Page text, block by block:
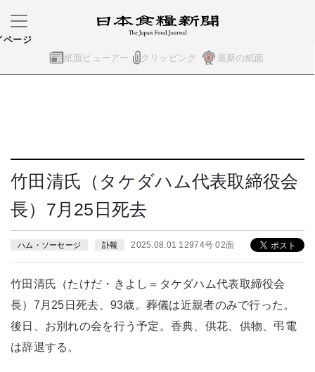
紙面ビューアー クリッピング 最新の紙面
ページ
竹田清氏（タケダハム代表取締役会
長）7月25日死去
ハム・ソーセージ 訃報 2025.08.01 12974号 02面
竹田清氏（たけだ・きよし＝タケダハム代表取締役会
長）7月25日死去、93歳。葬儀は近親者のみで行った。
後日、お別れの会を行う予定。香典、供花、供物、弔電
は辞退する。